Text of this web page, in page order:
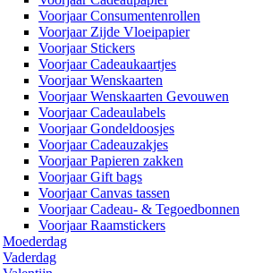
Voorjaar Consumentenrollen
Voorjaar Zijde Vloeipapier
Voorjaar Stickers
Voorjaar Cadeaukaartjes
Voorjaar Wenskaarten
Voorjaar Wenskaarten Gevouwen
Voorjaar Cadeaulabels
Voorjaar Gondeldoosjes
Voorjaar Cadeauzakjes
Voorjaar Papieren zakken
Voorjaar Gift bags
Voorjaar Canvas tassen
Voorjaar Cadeau- & Tegoedbonnen
Voorjaar Raamstickers
Moederdag
Vaderdag